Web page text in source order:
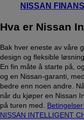
NISSAN FINANS
Hva er Nissan
Bak hver eneste av våre
design og fleksible
En fin måte å starte på,
og en Nissan-garanti,
bedre enn noen andre.
når du kjøper en Nissan
på turen med.
NISSAN INTELLIGENT